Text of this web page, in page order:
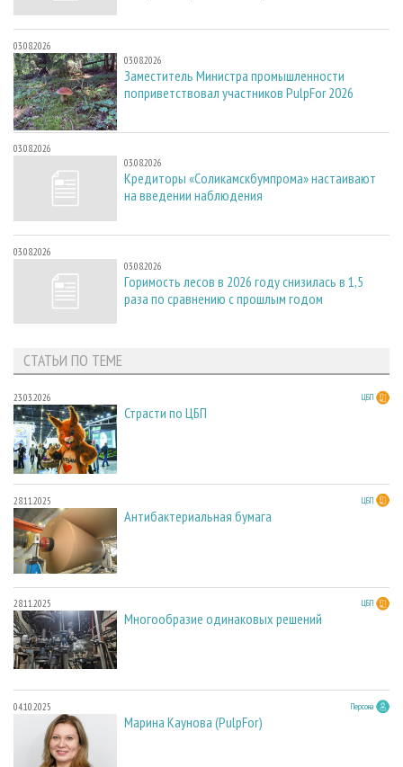
03.08.2026
03.08.2026
Заместитель Министра промышленности
поприветствовал участников PulpFor 2026
03.08.2026
03.08.2026
Кредиторы «Соликамскбумпрома» настаивают
на введении наблюдения
03.08.2026
03.08.2026
Горимость лесов в 2026 году снизилась в 1,5
раза по сравнению с прошлым годом
СТАТЬИ ПО ТЕМЕ
23.03.2026 ЦБП
Страсти по ЦБП
28.11.2025 ЦБП
Антибактериальная бумага
28.11.2025 ЦБП
Многообразие одинаковых решений
04.10.2025 Персона
Марина Каунова (PulpFor)